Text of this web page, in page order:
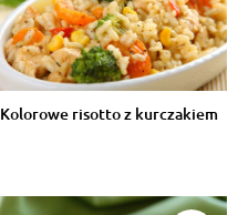
Kolorowe risotto z kurczakiem